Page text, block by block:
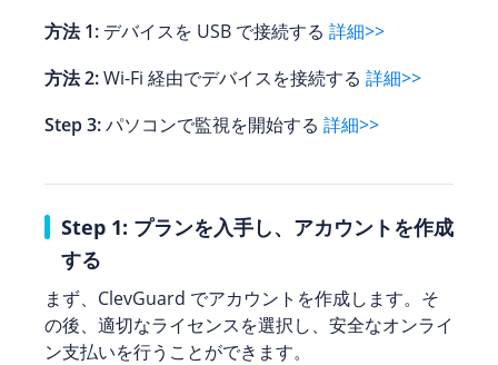
方法 1: デバイスを USB で接続する 詳細>>
方法 2:Wi-Fi 経由でデバイスを接続する 詳細>>
Step 3:パソコンで監視を開始する 詳細>>
Step 1: プランを入手し、アカウントを作成
する
まず、ClevGuard でアカウントを作成します。そ
の後、適切なライセンスを選択し、安全なオンライ
ン支払いを行うことができます。